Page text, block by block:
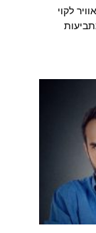
לקוי